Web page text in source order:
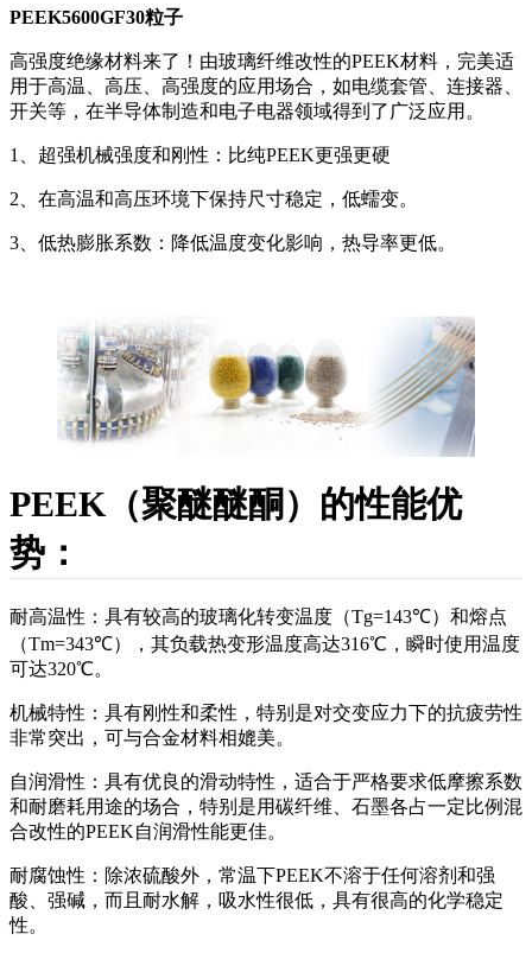
PEEK5600GF30粒子
高强度绝缘材料来了！由玻璃纤维改性的PEEK材料，完美适
用于高温、高压、高强度的应用场合，如电缆套管、连接器、
开关等，在半导体制造和电子电器领域得到了广泛应用。
1、超强机械强度和刚性：比纯PEEK更强更硬
2、在高温和高压环境下保持尺寸稳定，低蠕变。
3、低热膨胀系数：降低温度变化影响，热导率更低。
PEEK（聚醚醚酮）的性能优
势：
耐高温性：具有较高的玻璃化转变温度（Tg=143℃）和熔点
（Tm=343℃），其负载热变形温度高达316℃，瞬时使用温度
可达320℃。
机械特性：具有刚性和柔性，特别是对交变应力下的抗疲劳性
非常突出，可与合金材料相媲美。
自润滑性：具有优良的滑动特性，适合于严格要求低摩擦系数
和耐磨耗用途的场合，特别是用碳纤维、石墨各占一定比例混
合改性的PEEK自润滑性能更佳。
耐腐蚀性：除浓硫酸外，常温下PEEK不溶于任何溶剂和强
酸、强碱，而且耐水解，吸水性很低，具有很高的化学稳定
性。